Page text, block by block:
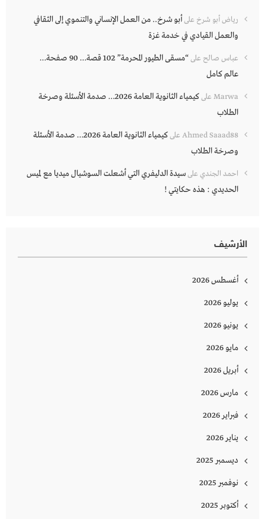
رياض أبو شرخ علىأبو شرخ.. من العمل الإنساني والتنموي إلى الثقافي
والعمل القيادي في خدمة غزة
عباس صالح على
“مسقى الطيور المحرمة” 102 قصة… 90 صفحة…
عالم كامل
Marwa على
كيمياء الثانوية العامة 2026… صدمة الأسئلة وصرخة
الطلاب
Ahmed Saaad88 على
كيمياء الثانوية العامة 2026… صدمة الأسئلة
وصرخة الطلاب
احمد الجندي علىسيدة الدليفري التي أشعلت السوشيال ميديا مع لميس
الحديدي : هذه حكايتي !
الأرشيف
أغسطس 2026
يوليو 2026
يونيو 2026
مايو 2026
أبريل 2026
مارس 2026
فبراير 2026
يناير 2026
ديسمبر 2025
نوفمبر 2025
أكتوبر 2025